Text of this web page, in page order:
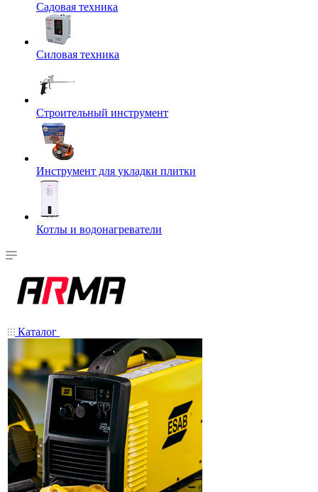
Садовая техника
Силовая техника
Строительный инструмент
Инструмент для укладки плитки
Котлы и водонагреватели
Каталог